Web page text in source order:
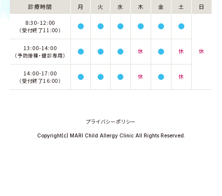
診療時間 月 火 水 木 金 土
日
8:30-12:00
（受付終了11:00）
休
13:00-14:00
（予防接種・健診専用） 休 休
14:00-17:00
（受付終了16:00） 休 休
Copyright(c) MARI Child Allergy Clinic All Rights Reserved.
プライバシーポリシー